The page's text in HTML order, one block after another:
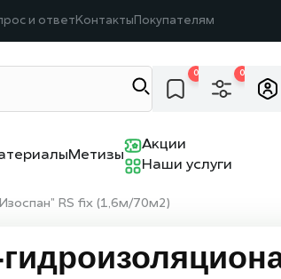
и ответ Контакты Покупателям
0 0
Метизы
Акции
Наши услуги
RS fix (1,6м/70м2)